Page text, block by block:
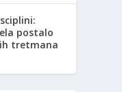
postalo
tretmana